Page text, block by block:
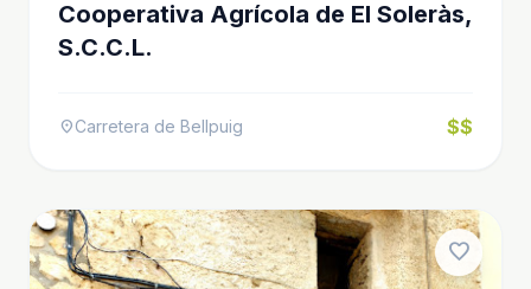
Cooperativa Agrícola de El Soleràs,
S.C.C.L.
location_onCarretera de Bellpuig $$
favorite